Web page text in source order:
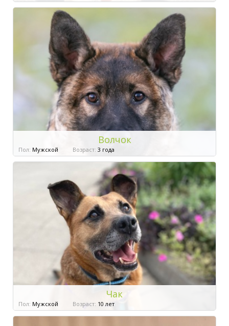
Волчок
Пол: Мужской Возраст: 3 года
Чак
Пол: Мужской Возраст: 10 лет